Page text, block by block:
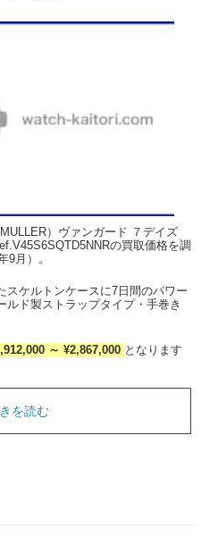
）ヴァンガード ７デイズ
の買取価格を調
9月）。
スケルトンケースに7日間のパワー
ルド製ストラップタイプ・手巻き
～ ¥2,867,000 となります
を読む